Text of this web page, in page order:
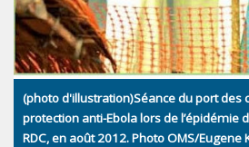
(photo d'illustration)Séance du port des
protection anti-Ebola lors de l’épidémie
RDC, en août 2012. Photo OMS/Eugene